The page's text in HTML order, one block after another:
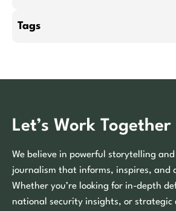
Tags
Let’s Work Together
We believe in powerful storytelling and
journalism that informs, inspires, and
Whether you’re looking for in-depth
national security insights, or strategic